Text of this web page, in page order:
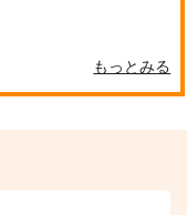
もっとみる